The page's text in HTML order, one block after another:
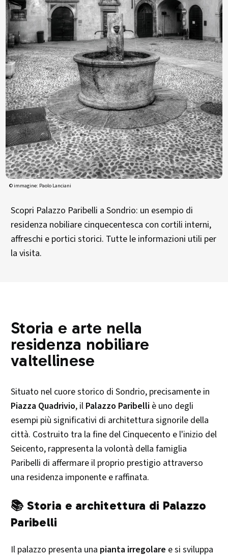
© immagine: Paolo Lanciani
Scopri Palazzo Paribelli a Sondrio: un esempio di
residenza nobiliare cinquecentesca con cortili interni,
affreschi e portici storici. Tutte le informazioni utili per
la visita.
Storia e arte nella
residenza nobiliare
valtellinese
Situato nel cuore storico di Sondrio, precisamente in
Piazza Quadrivio, il Palazzo Paribelli è uno degli
esempi più significativi di architettura signorile della
città. Costruito tra la fine del Cinquecento e l'inizio del
Seicento, rappresenta la volontà della famiglia
Paribelli di affermare il proprio prestigio attraverso
una residenza imponente e raffinata.​
📚 Storia e architettura di Palazzo
Paribelli
Il palazzo presenta una pianta irregolare e si sviluppa